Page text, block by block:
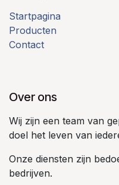
Startpagina
Producten
Contact
Over ons
Wij zijn een team van
doel het leven van
Onze diensten zijn
bedrijven.